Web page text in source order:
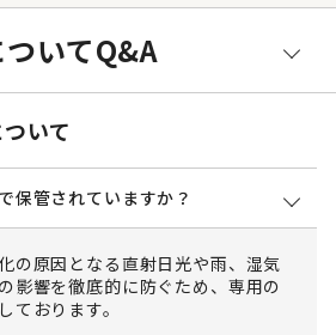
いてQ&A
いて
保管されていますか？
の原因となる直射日光や雨、湿気
影響を徹底的に防ぐため、専用の
ております。